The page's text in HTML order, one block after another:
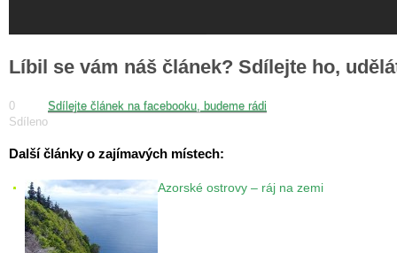
Líbil se vám náš článek? Sdílejte ho,
0
Sdíleno
Sdílejte článek na facebooku, budeme rádi
Další články o zajímavých místech:
Azorské ostrovy – ráj na zemi